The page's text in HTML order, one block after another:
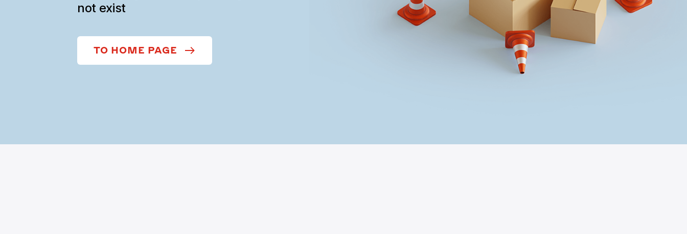
not exist
TO HOME PAGE